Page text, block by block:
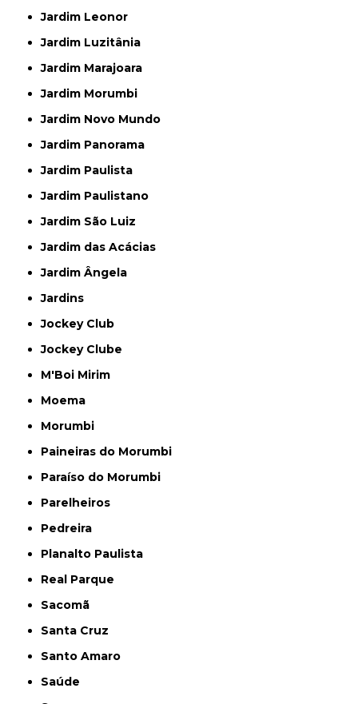
Jardim Leonor
Jardim Luzitânia
Jardim Marajoara
Jardim Morumbi
Jardim Novo Mundo
Jardim Panorama
Jardim Paulista
Jardim Paulistano
Jardim São Luiz
Jardim das Acácias
Jardim Ângela
Jardins
Jockey Club
Jockey Clube
M'Boi Mirim
Moema
Morumbi
Paineiras do Morumbi
Paraíso do Morumbi
Parelheiros
Pedreira
Planalto Paulista
Real Parque
Sacomã
Santa Cruz
Santo Amaro
Saúde